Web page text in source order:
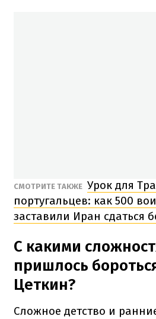
СМОТРИТЕ ТАКЖЕ Урок для
португальцев: как 500
заставили Иран сдаться
С какими
пришлось
Цеткин?
Сложное детство и